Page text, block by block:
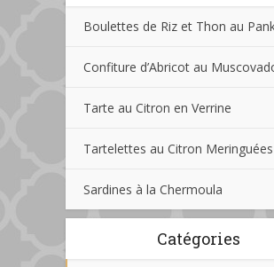
Boulettes de Riz et Thon au
Confiture d’Abricot au
Tarte au Citron en Verrine
Tartelettes au Citron Meringuées
Sardines à la Chermoula
Catégories